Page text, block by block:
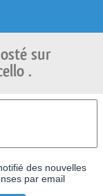
sur
.
des nouvelles
par email